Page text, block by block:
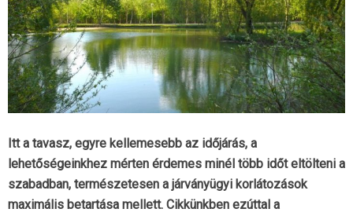
Itt a tavasz, egyre kellemesebb az időjárás, a
lehetőségeinkhez mérten érdemes minél több időt eltölteni a
szabadban, természetesen a járványügyi korlátozások
maximális betartása mellett. Cikkünkben ezúttal a